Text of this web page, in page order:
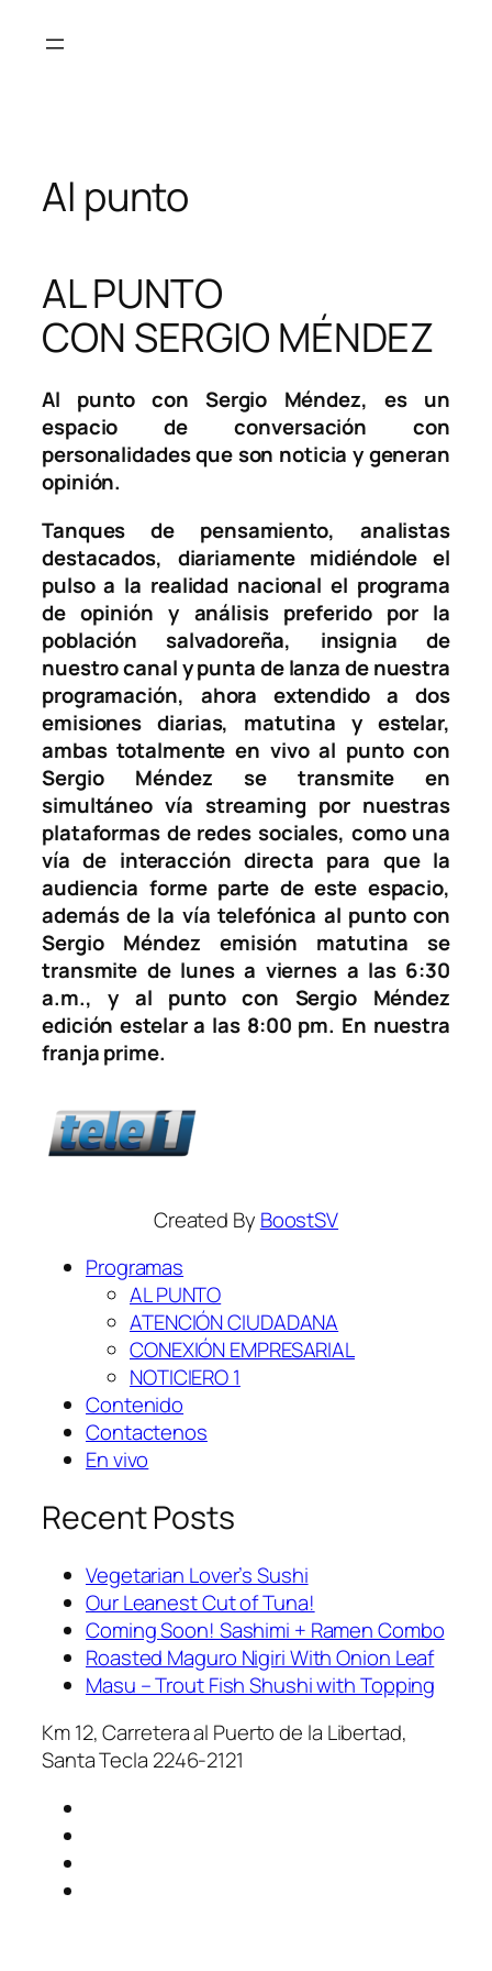
Al punto
AL PUNTO
CON SERGIO MÉNDEZ
Al punto con Sergio Méndez, es un
espacio de conversación con
personalidades que son noticia y generan
opinión.
Tanques de pensamiento, analistas
destacados, diariamente midiéndole el
pulso a la realidad nacional el programa
de opinión y análisis preferido por la
población salvadoreña, insignia de
nuestro canal y punta de lanza de nuestra
programación, ahora extendido a dos
emisiones diarias, matutina y estelar,
ambas totalmente en vivo al punto con
Sergio Méndez se transmite en
simultáneo vía streaming por nuestras
plataformas de redes sociales, como una
vía de interacción directa para que la
audiencia forme parte de este espacio,
además de la vía telefónica al punto con
Sergio Méndez emisión matutina se
transmite de lunes a viernes a las 6:30
a.m., y al punto con Sergio Méndez
edición estelar a las 8:00 pm. En nuestra
franja prime.
Created By BoostSV
Programas
AL PUNTO
ATENCIÓN CIUDADANA
CONEXIÓN EMPRESARIAL
NOTICIERO 1
Contenido
Contactenos
En vivo
Recent Posts
Vegetarian Lover’s Sushi
Our Leanest Cut of Tuna!
Coming Soon! Sashimi + Ramen Combo
Roasted Maguro Nigiri With Onion Leaf
Masu – Trout Fish Shushi with Topping
Km 12, Carretera al Puerto de la Libertad,
Santa Tecla 2246-2121